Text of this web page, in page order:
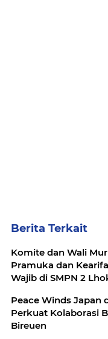
Berita Terkait
Komite dan Wali
Pramuka dan
Wajib di SMPN 2
Peace Winds Japan
Perkuat Kolaborasi
Bireuen